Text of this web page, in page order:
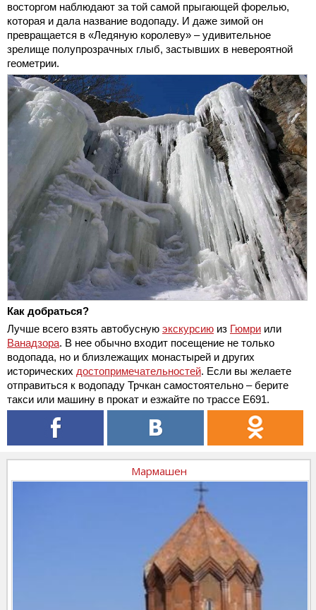
восторгом наблюдают за той самой прыгающей форелью,
которая и дала название водопаду. И даже зимой он
превращается в «Ледяную королеву» – удивительное
зрелище полупрозрачных глыб, застывших в невероятной
геометрии.
Как добраться?
Лучше всего взять автобусную экскурсию из Гюмри или
Ванадзора. В нее обычно входит посещение не только
водопада, но и близлежащих монастырей и других
исторических достопримечательностей. Если вы желаете
отправиться к водопаду Трчкан самостоятельно – берите
такси или машину в прокат и езжайте по трассе Е691.
Мармашен